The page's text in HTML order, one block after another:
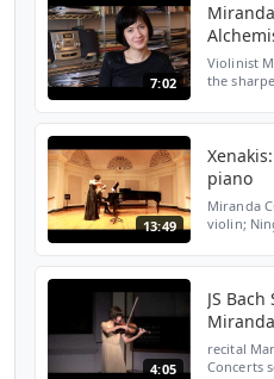
7:02
Violinist
the
13:49
piano
Miranda
violin;
4:05
JS
recital
Concerts